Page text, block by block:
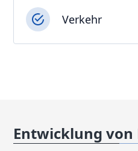
Verkehr
Entwicklung von